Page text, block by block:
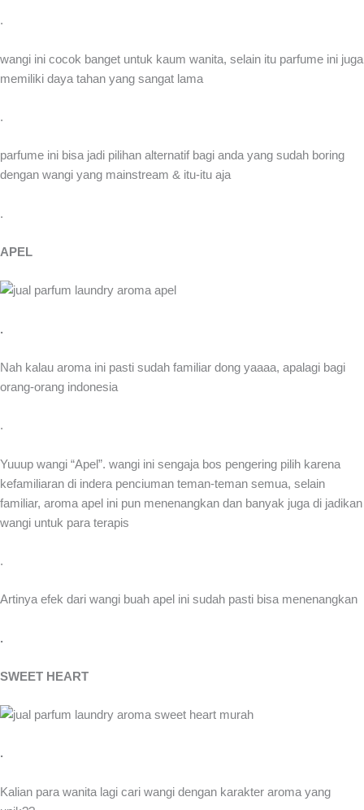
.
wangi ini cocok banget untuk kaum wanita, selain itu parfume ini juga
memiliki daya tahan yang sangat lama
.
parfume ini bisa jadi pilihan alternatif bagi anda yang sudah boring
dengan wangi yang mainstream & itu-itu aja
.
APEL
.
Nah kalau aroma ini pasti sudah familiar dong yaaaa, apalagi bagi
orang-orang indonesia
.
Yuuup wangi “Apel”. wangi ini sengaja bos pengering pilih karena
kefamiliaran di indera penciuman teman-teman semua, selain
familiar, aroma apel ini pun menenangkan dan banyak juga di jadikan
wangi untuk para terapis
.
Artinya efek dari wangi buah apel ini sudah pasti bisa menenangkan
.
SWEET HEART
.
Kalian para wanita lagi cari wangi dengan karakter aroma yang